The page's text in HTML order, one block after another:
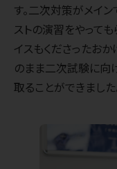
す。二次対策がメイ
ストの演習をやって
イスもくださったお
のまま二次試験に向
取ることができました